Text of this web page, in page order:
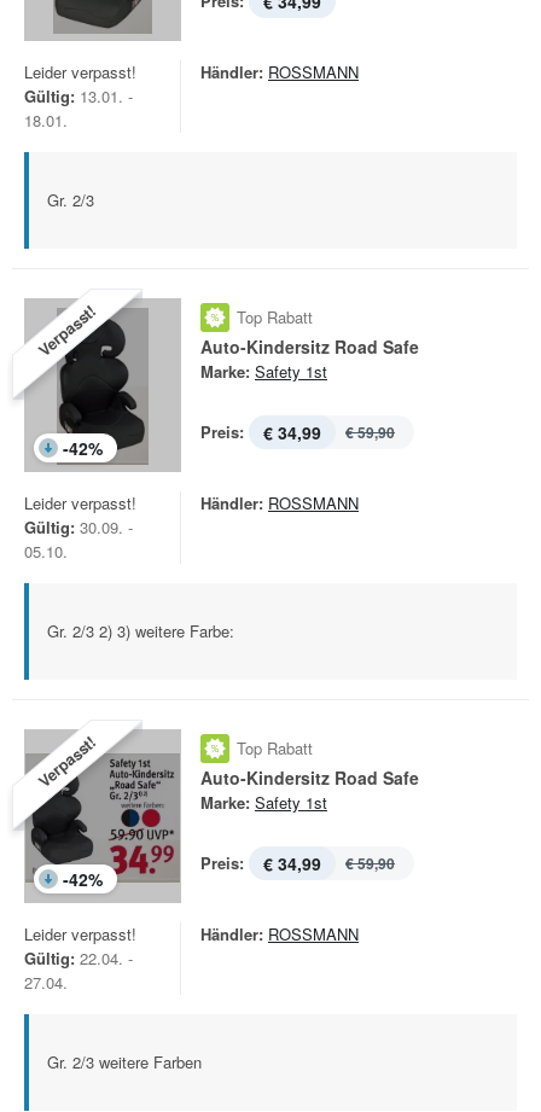
Leider verpasst!
Gültig: 13.01. -
18.01.
Händler: ROSSMANN
Gr. 2/3
Verpasst!
-42%
Top Rabatt
Auto-Kindersitz Road Safe
Marke: Safety 1st
Preis: € 34,99 € 59,90
Leider verpasst!
Gültig: 30.09. -
05.10.
Händler: ROSSMANN
Gr. 2/3 2) 3) weitere Farbe:
Verpasst!
-42%
Top Rabatt
Auto-Kindersitz Road Safe
Marke: Safety 1st
Preis: € 34,99 € 59,90
Leider verpasst!
Gültig: 22.04. -
27.04.
Händler: ROSSMANN
Gr. 2/3 weitere Farben